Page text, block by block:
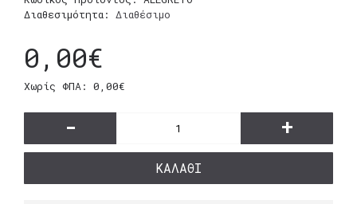
Διαθεσιμότητα: Διαθέσιμο
0,00€
Χωρίς ΦΠΑ: 0,00€
- +
ΚΑΛΆΘΙ